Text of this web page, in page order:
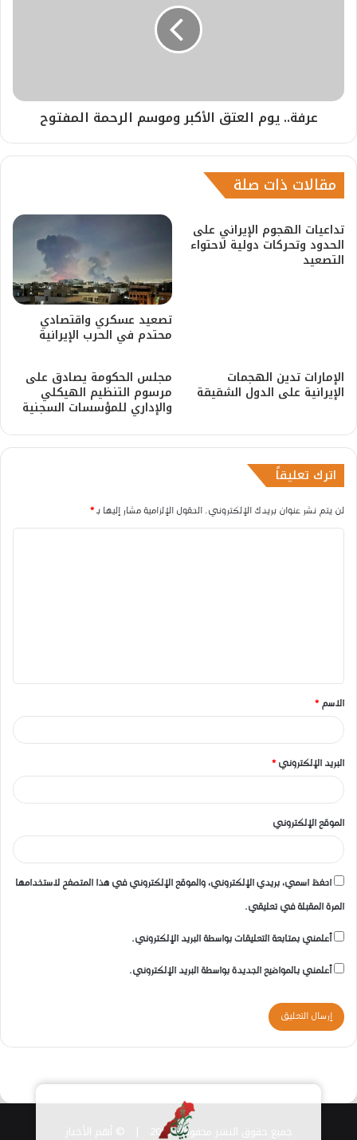
عرفة.. يوم العتق الأكبر وموسم الرحمة المفتوح
مقالات ذات صلة
تداعيات الهجوم الإيراني على
الحدود وتحركات دولية لاحتواء
التصعيد
تصعيد عسكري واقتصادي
محتدم في الحرب الإيرانية
الإمارات تدين الهجمات
الإيرانية على الدول الشقيقة
مجلس الحكومة يصادق على
مرسوم التنظيم الهيكلي
والإداري للمؤسسات السجنية
اترك تعليقاً
لن يتم نشر عنوان بريدك الإلكتروني. الحقول الإلزامية مشار إليها بـ*
ق
*
الاسم *
البريد الإلكتروني *
الموقع الإلكتروني
احفظ اسمي، بريدي الإلكتروني، والموقع الإلكتروني في هذا المتصفح لاستخدامها
المرة المقبلة في تعليقي.
أعلمني بمتابعة التعليقات بواسطة البريد الإلكتروني.
أعلمني بالمواضيع الجديدة بواسطة البريد الإلكتروني.
جميع حقوق النشر محفوظة 2026 |